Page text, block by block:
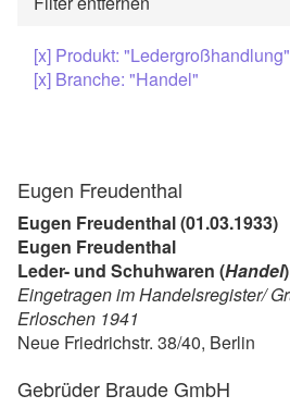
[x] Produkt: "Ledergroßhandlung"
[x] Branche: "Handel"
Eugen Freudenthal
Eugen Freudenthal (01.03.1933)
Eugen Freudenthal
Leder- und Schuhwaren (Handel)
Eingetragen im Handelsregister/
Erloschen 1941
Neue Friedrichstr. 38/40, Berlin
Gebrüder Braude GmbH